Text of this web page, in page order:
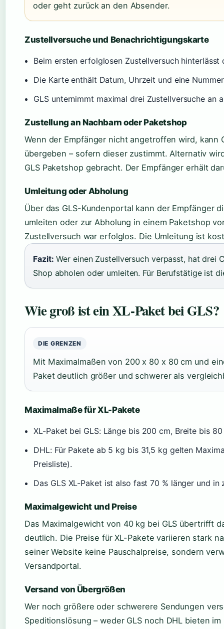
oder geht zurück an den Absender.
Zustellversuche und Benachrichtigungskarte
Beim ersten erfolglosen Zustellversuch
Die Karte enthält Datum, Uhrzeit und eine
GLS unternimmt maximal drei Zustellversuche an
Zustellung an Nachbarn oder Paketshop
Wenn der Empfänger nicht angetroffen wird, kann
übergeben – sofern dieser zustimmt. Alternativ
GLS Paketshop gebracht. Der Empfänger erhält
Umleitung oder Abholung
Über das GLS-Kundenportal kann der Empfänger
umleiten oder zur Abholung in einem Paketshop
Zustellversuch war erfolglos. Die Umleitung ist
Fazit: Wer einen Zustellversuch verpasst, hat drei
Shop abholen oder umleiten. Für Berufstätige ist
Wie groß ist ein XL-Paket bei GLS?
DIE GRENZEN
Mit Maximalmaßen von 200 x 80 x 80 cm und
Paket deutlich größer und schwerer als
Maximalmaße für XL-Pakete
XL-Paket bei GLS: Länge bis 200 cm, Breite bis
DHL: Für Pakete ab 5 kg bis 31,5 kg gelten
Preisliste).
Das GLS XL-Paket ist also fast 70 % länger und
Maximalgewicht und Preise
Das Maximalgewicht von 40 kg bei GLS übertrifft
deutlich. Die Preise für XL-Pakete variieren stark
seiner Website keine Pauschalpreise, sondern
Versandportal.
Versand von Übergrößen
Wer noch größere oder schwerere Sendungen
Speditionslösung – weder GLS noch DHL bieten